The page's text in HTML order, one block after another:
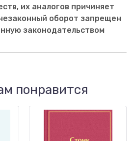
их аналогов причиняет
оборот запрещен
законодательством
понравится